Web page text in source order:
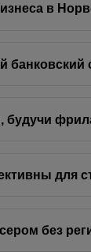
в
будучи
для
без